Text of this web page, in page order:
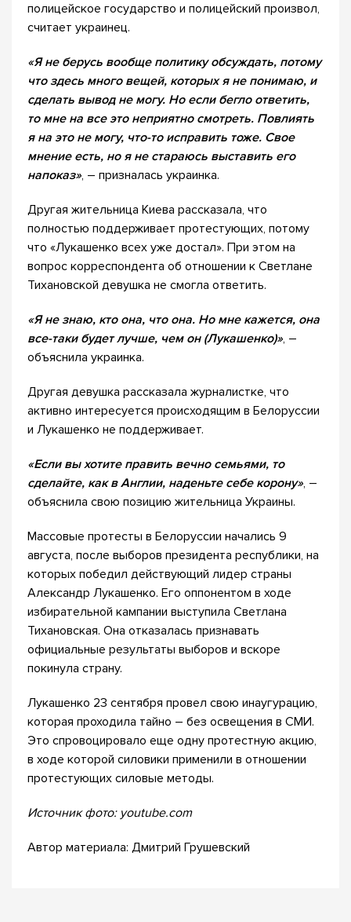
полицейское государство и полицейский произвол,
считает украинец.
«Я не берусь вообще политику обсуждать, потому
что здесь много вещей, которых я не понимаю, и
сделать вывод не могу. Но если бегло ответить,
то мне на все это неприятно смотреть. Повлиять
я на это не могу, что-то исправить тоже. Свое
мнение есть, но я не стараюсь выставить его
напоказ», – призналась украинка.
Другая жительница Киева рассказала, что
полностью поддерживает протестующих, потому
что «Лукашенко всех уже достал». При этом на
вопрос корреспондента об отношении к Светлане
Тихановской девушка не смогла ответить.
«Я не знаю, кто она, что она. Но мне кажется, она
все-таки будет лучше, чем он (Лукашенко)», –
объяснила украинка.
Другая девушка рассказала журналистке, что
активно интересуется происходящим в Белоруссии
и Лукашенко не поддерживает.
«Если вы хотите править вечно семьями, то
сделайте, как в Англии, наденьте себе корону», –
объяснила свою позицию жительница Украины.
Массовые протесты в Белоруссии начались 9
августа, после выборов президента республики, на
которых победил действующий лидер страны
Александр Лукашенко. Его оппонентом в ходе
избирательной кампании выступила Светлана
Тихановская. Она отказалась признавать
официальные результаты выборов и вскоре
покинула страну.
Лукашенко 23 сентября провел свою инаугурацию,
которая проходила тайно – без освещения в СМИ.
Это спровоцировало еще одну протестную акцию,
в ходе которой силовики применили в отношении
протестующих силовые методы.
Источник фото: youtube.com
Автор материала: Дмитрий Грушевский